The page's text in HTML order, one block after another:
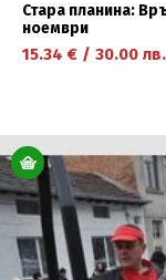
Стара планина:
ноември
15.34 € / 30.00 лв.
научете повече